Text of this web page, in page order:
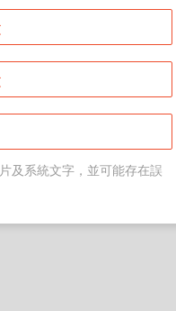
及系統文字，並可能存在誤